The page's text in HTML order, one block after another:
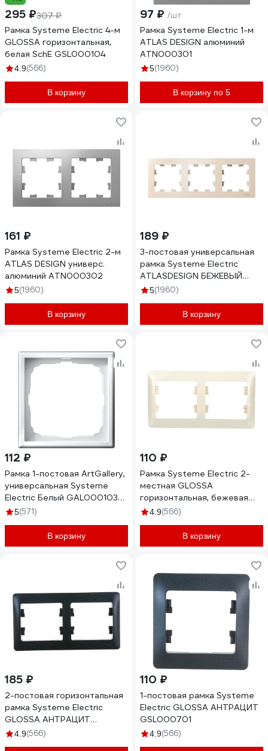
295 ₽307 ₽
Рамка Systeme Electric 4-м
GLOSSA горизонтальная,
белая SchE GSL000104
4.9(566)
В корзину
97 ₽ /шт
Рамка Systeme Electric 1-м
ATLAS DESIGN алюминий
ATN000301
5(1960)
В корзину по 5
161 ₽
Рамка Systeme Electric 2-м
ATLAS DESIGN универс.
алюминий ATN000302
5(1960)
В корзину
189 ₽
3-постовая универсальная
рамка Systeme Electric
ATLASDESIGN БЕЖЕВЫЙ
ATN000203
5(1960)
В корзину
112 ₽
Рамка 1-постовая ArtGallery,
универсальная Systeme
Electric Белый GAL000103
GAL000101
5(571)
В корзину
110 ₽
Рамка Systeme Electric 2-
местная GLOSSA
горизонтальная, бежевая
SchE GSL000202
4.9(566)
В корзину
185 ₽
2-постовая горизонтальная
рамка Systeme Electric
GLOSSA АНТРАЦИТ
GSL000702
4.9(566)
110 ₽
1-постовая рамка Systeme
Electric GLOSSA АНТРАЦИТ
GSL000701
4.9(566)